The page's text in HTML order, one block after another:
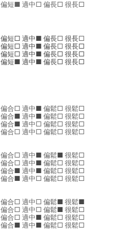
偏短■ 適中□ 偏長□ 很長□
短□ 適中■ 偏長□ 很長□
短□ 適中■ 偏長□ 很長□
短□ 適中■ 偏長□ 很長□
短■ 適中■ 偏長□ 很長□
合□ 適中■ 偏鬆□ 很鬆□
合■ 適中■ 偏鬆□ 很鬆□
偏合■ 適中□ 偏鬆□ 很鬆□
偏合□ 適中□ 偏鬆□ 很鬆□
合□ 適中■ 偏鬆■ 很鬆□
合□ 適中■ 偏鬆□ 很鬆□
合■ 適中■ 偏鬆□ 很鬆□
偏合■ 適中□ 偏鬆□ 很鬆□
合□ 適中□ 偏鬆■ 很鬆■
合□ 適中□ 偏鬆■ 很鬆□
合□ 適中■ 偏鬆□ 很鬆□
偏合■ 適中■ 偏鬆□ 很鬆□